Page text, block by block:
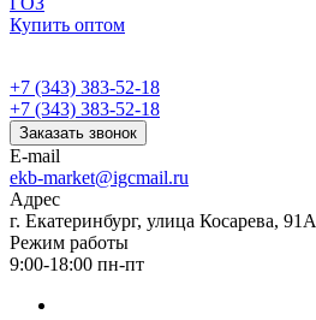
Купить оптом
+7 (343) 383-52-18
+7 (343) 383-52-18
Заказать звонок
E-mail
ekb-market@igcmail.ru
Адрес
г. Екатеринбург, улица Косарева, 91А
Режим работы
9:00-18:00 пн-пт